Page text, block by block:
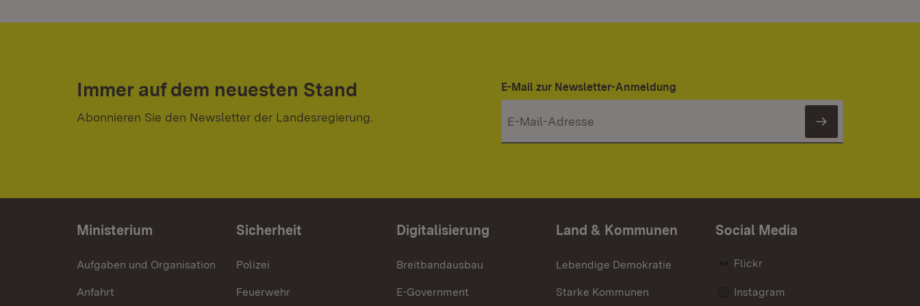
Immer auf dem neuesten Stand
Abonnieren Sie den Newsletter der Landesregierung.
E-Mail zur Newsletter-Anmeldung
Newsletter
Ministerium
Aufgaben und Organisation
Anfahrt
Sicherheit
Polizei
Feuerwehr
Digitalisierung
Breitbandausbau
E-Government
Land & Kommunen
Lebendige Demokratie
Starke Kommunen
Social Media
Flickr
Instagram